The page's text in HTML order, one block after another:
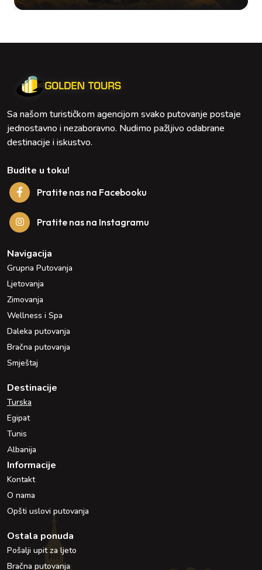
Sa našom turističkom agencijom svako putovanje postaje
jednostavno i nezaboravno. Nudimo pažljivo odabrane
destinacije i iskustvo.
Budite u toku!
Pratite nas na Facebooku
Pratite nas na Instagramu
Navigacija
Grupna Putovanja
Ljetovanja
Zimovanja
Wellness i Spa
Daleka putovanja
Bračna putovanja
Smještaj
Destinacije
Turska
Egipat
Tunis
Albanija
Informacije
Kontakt
O nama
Opšti uslovi putovanja
Ostala ponuda
Pošalji upit za ljeto
Bračna putovanja